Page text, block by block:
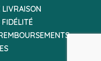
LIVRAISON